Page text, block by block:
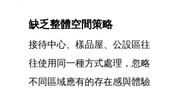
缺乏整體空間策略
接待中心、樣品屋、公設區往
往使用同一種方式處理，忽略
不同區域應有的存在感與體驗